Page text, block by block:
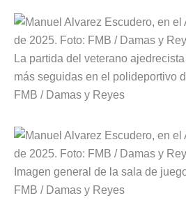
La partida del veterano
más seguidas en el polideportivo
FMB / Damas y Reyes
Imagen general de la sala de
FMB / Damas y Reyes